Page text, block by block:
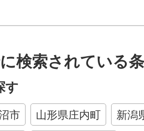
検索されている
す
市 山形県庄内町 新潟